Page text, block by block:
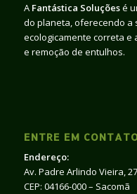
A Fantástica Soluçõesé
do planeta, oferecendo a
ecologicamente correta e
e remoção de entulhos.
ENTRE EM
Endereço:
Av. Padre Arlindo Vieira,
CEP: 04166-000 – Sacomã